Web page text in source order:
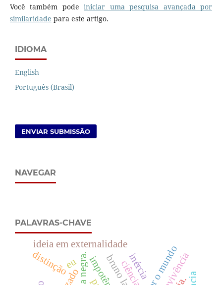
Você também podeiniciar uma pesquisa avançada por
similaridade para este artigo.
IDIOMA
English
Português (Brasil)
ENVIAR SUBMISSÃO
NAVEGAR
PALAVRAS-CHAVE
ideia em externalidade
distinção ler o mundo
inércia
eu